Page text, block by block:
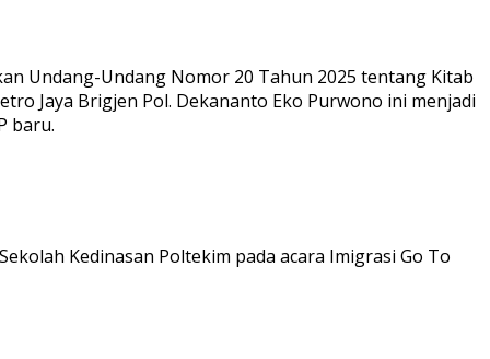
Undang-Undang Nomor 20 Tahun 2025 tentang Kitab
Jaya Brigjen Pol. Dekananto Eko Purwono ini menjadi
baru.
Kedinasan Poltekim pada acara Imigrasi Go To